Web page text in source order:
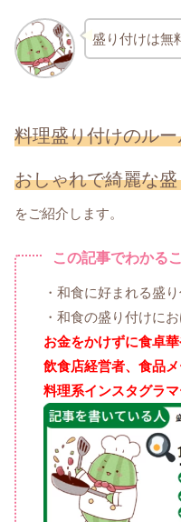
盛り付けは無
料理盛り付けのル
おしゃれで綺麗な
をご紹介します。
この記事でわかる
・和食に好まれる盛
・和食の盛り付けに
お金をかけずに食卓
飲食店経営者、食品
料理系インスタグラ